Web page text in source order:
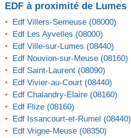
EDF à proximité de Lumes
Edf Villers-Semeuse (08000)
Edf Les Ayvelles (08000)
Edf Ville-sur-Lumes (08440)
Edf Nouvion-sur-Meuse (08160)
Edf Saint-Laurent (08090)
Edf Vivier-au-Court (08440)
Edf Chalandry-Elaire (08160)
Edf Flize (08160)
Edf Issancourt-et-Rumel (08440)
Edf Vrigne-Meuse (08350)